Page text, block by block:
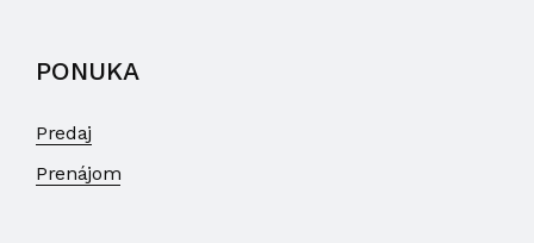
PONUKA
Predaj
Prenájom